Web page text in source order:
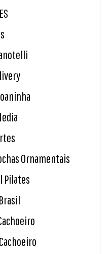
Ornamentais
Pilates